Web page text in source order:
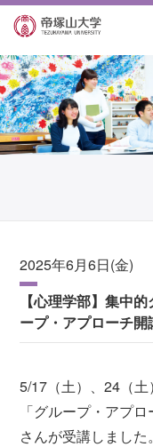
2025年6月6日(金)
【心理学部】集中
ープ・アプローチ開
5/17（土）、24（
「グループ・アプ
さんが受講しました。